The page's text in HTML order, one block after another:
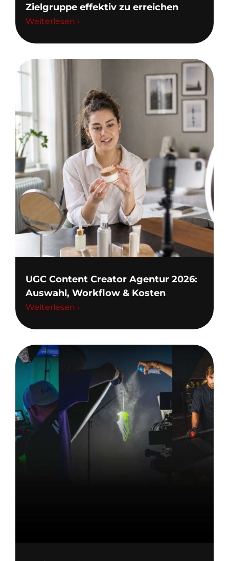
Zielgruppe effektiv zu erreichen
Weiterlesen ›
UGC Content Creator Agentur 2026:
Auswahl, Workflow & Kosten
Weiterlesen ›